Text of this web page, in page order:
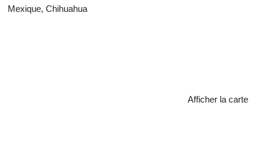
Mexique, Chihuahua
Afficher la carte